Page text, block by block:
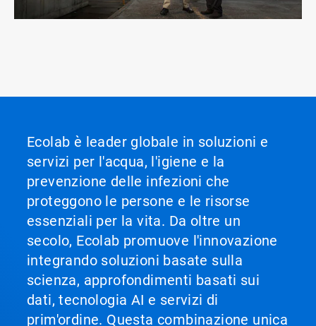
Ecolab è leader globale in soluzioni e
servizi per l'acqua, l'igiene e la
prevenzione delle infezioni che
proteggono le persone e le risorse
essenziali per la vita. Da oltre un
secolo, Ecolab promuove l'innovazione
integrando soluzioni basate sulla
scienza, approfondimenti basati sui
dati, tecnologia AI e servizi di
prim'ordine. Questa combinazione unica